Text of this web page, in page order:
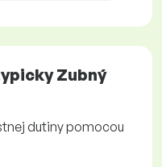
Zubný
dutiny pomocou